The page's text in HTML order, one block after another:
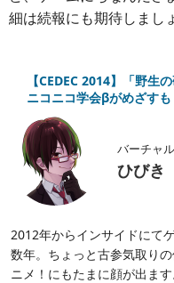
細は続報にも期待しまし
【CEDEC 2014】「野生
ニコニコ学会βがめざすも
バーチャ
ひびき
2012年からインサイドにて
数年。ちょっと古参気取り
ニメ！にもたまに顔が出ま